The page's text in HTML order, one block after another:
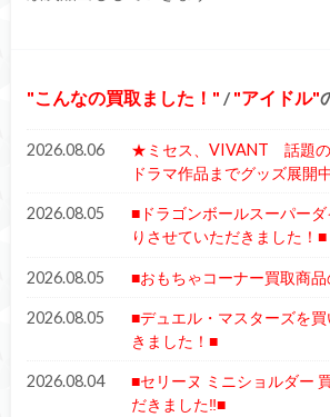
こんなの買取ました！ / アイドル
2026.08.06
★ミセス、VIVANT 話題の
ドラマ作品までグッズ展開
2026.08.05
■ドラゴンボールスーパー
りさせていただきました！■
2026.08.05 ■おもちゃコーナー買取商
2026.08.05
■デュエル・マスターズを
きました！■
2026.08.04
■セリーヌ ミニショルダー
だきました‼■